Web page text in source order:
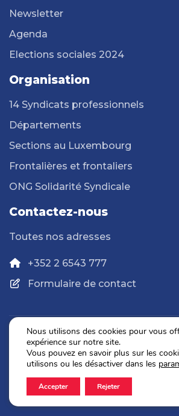
Newsletter
Agenda
Elections sociales 2024
Organisation
14 Syndicats professionnels
Départements
Sections au Luxembourg
Frontalières et frontaliers
ONG Solidarité Syndicale
Contactez-nous
Toutes nos adresses
+352 2 6543 777
Formulaire de contact
Politique de
Mentions légales
2026 © OGBL. Tous droits
Nous utilisons des cookies pour vous
expérience sur notre site.
Vous pouvez en savoir plus sur les
utilisons ou les désactiver dans les
Accepter Rejeter